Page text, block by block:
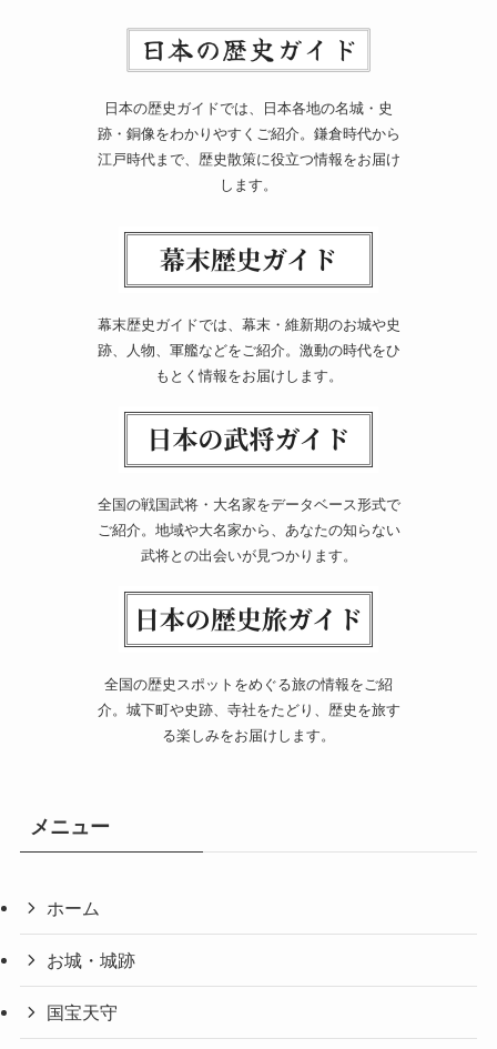
日本の歴史ガイドでは、日本各地の名城・史
跡・銅像をわかりやすくご紹介。鎌倉時代から
江戸時代まで、歴史散策に役立つ情報をお届け
します。
幕末歴史ガイドでは、幕末・維新期のお城や史
跡、人物、軍艦などをご紹介。激動の時代をひ
もとく情報をお届けします。
全国の戦国武将・大名家をデータベース形式で
ご紹介。地域や大名家から、あなたの知らない
武将との出会いが見つかります。
全国の歴史スポットをめぐる旅の情報をご紹
介。城下町や史跡、寺社をたどり、歴史を旅す
る楽しみをお届けします。
メニュー
ホーム
お城・城跡
国宝天守